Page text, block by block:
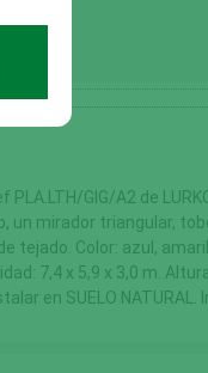
PLA.LTH/GIG/A2 de
mirador triangular,
tejado. Color: azul,
7,4 x 5,9 x 3,0 m.
en SUELO